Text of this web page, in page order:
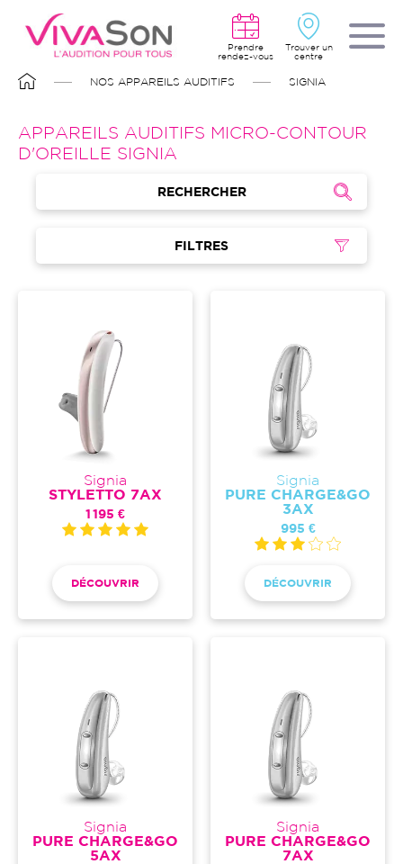
contenu
principal
Prendre
rendez-vous
Trouver un
centre
FIL
D'ARIANE
NOS APPAREILS AUDITIFS SIGNIA
APPAREILS AUDITIFS MICRO-CONTOUR
D'OREILLE SIGNIA
RECHERCHER
FILTRES
Signia
STYLETTO 7AX
1 195 €
DÉCOUVRIR
Signia
PURE CHARGE&GO
3AX
995 €
DÉCOUVRIR
Signia
PURE CHARGE&GO
5AX
Signia
PURE CHARGE&GO
7AX